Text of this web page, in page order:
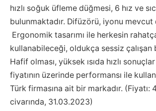
hızlı soğuk üfleme düğmesi, 6 hız ve
bulunmaktadır. Difüzörü, iyonu mevcut
Ergonomik tasarımı ile herkesin
kullanabileceği, oldukça sessiz çalışan
Hafif olması, yüksek ısıda hızlı
fiyatının üzerinde performansı ile
Türk firmasına ait bir markadır. (Fiyatı:
civarında, 31.03.2023)